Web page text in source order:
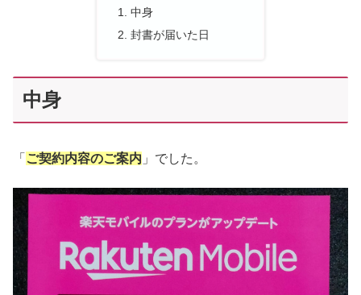
中身
封書が届いた日
中身
「 ご契約内容のご案内 」でした。